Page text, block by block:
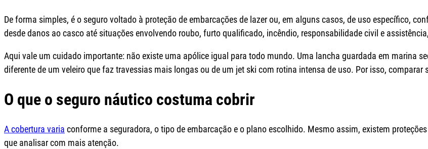
De forma simples, é o seguro voltado à proteção de embarcações de lazer ou, em alguns casos, de uso específico,
desde danos ao casco até situações envolvendo roubo, furto qualificado, incêndio, responsabilidade civil e
Aqui vale um cuidado importante: não existe uma apólice igual para todo mundo. Uma lancha guardada em marina
diferente de um veleiro que faz travessias mais longas ou de um jet ski com rotina intensa de uso. Por isso, comparar
O que o seguro náutico costuma cobrir
A cobertura varia conforme a seguradora, o tipo de embarcação e o plano escolhido. Mesmo assim, existem
que analisar com mais atenção.